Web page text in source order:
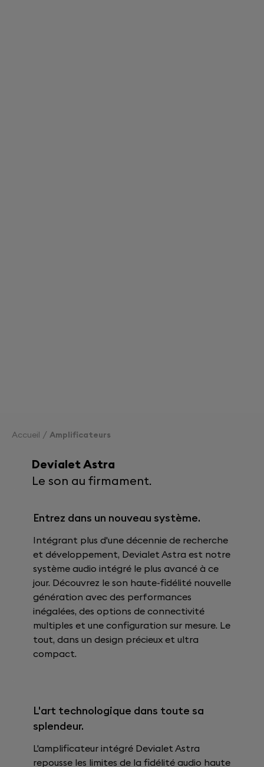
Accueil Amplificateurs
Devialet Astra
Le son au firmament.
Entrez dans un nouveau système.
Intégrant plus d'une décennie de recherche
et développement, Devialet Astra est notre
système audio intégré le plus avancé à ce
jour. Découvrez le son haute-fidélité nouvelle
génération avec des performances
inégalées, des options de connectivité
multiples et une configuration sur mesure. Le
tout, dans un design précieux et ultra
compact.
L'art technologique dans toute sa
splendeur.
L'amplificateur intégré Devialet Astra
repousse les limites de la fidélité audio haute